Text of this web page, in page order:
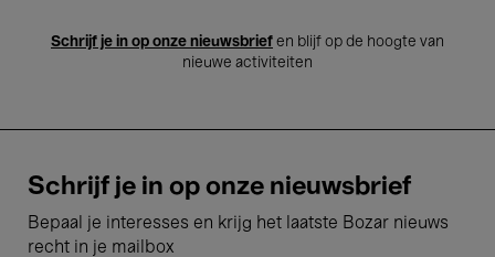
Schrijf je in op onze nieuwsbrief en blijf op de hoogte van
nieuwe activiteiten
Schrijf je in op onze nieuwsbrief
Bepaal je interesses en krijg het laatste Bozar nieuws
recht in je mailbox